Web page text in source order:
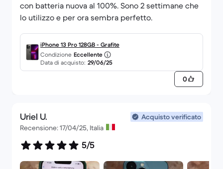
con batteria nuova al 100%. Sono 2 settimane che
lo utilizzo e per ora sembra perfetto.
iPhone 13 Pro 128GB - Grafite
Condizione Eccellente
Data di acquisto: 29/06/25
0
Uriel U.
Acquisto verificato
Recensione: 17/04/25, Italia
5/5